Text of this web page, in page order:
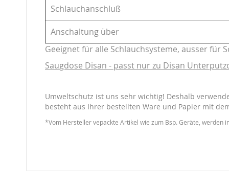
Schlauchanschluß
Anschaltung über
Geeignet für alle Schlauchsysteme, ausser für
Saugdose Disan - passt nur zu Disan
Umweltschutz ist uns sehr wichtig! Deshalb
besteht aus Ihrer bestellten Ware und Papier mit
*Vom Hersteller vepackte Artikel wie zum Bsp. Geräte, werden